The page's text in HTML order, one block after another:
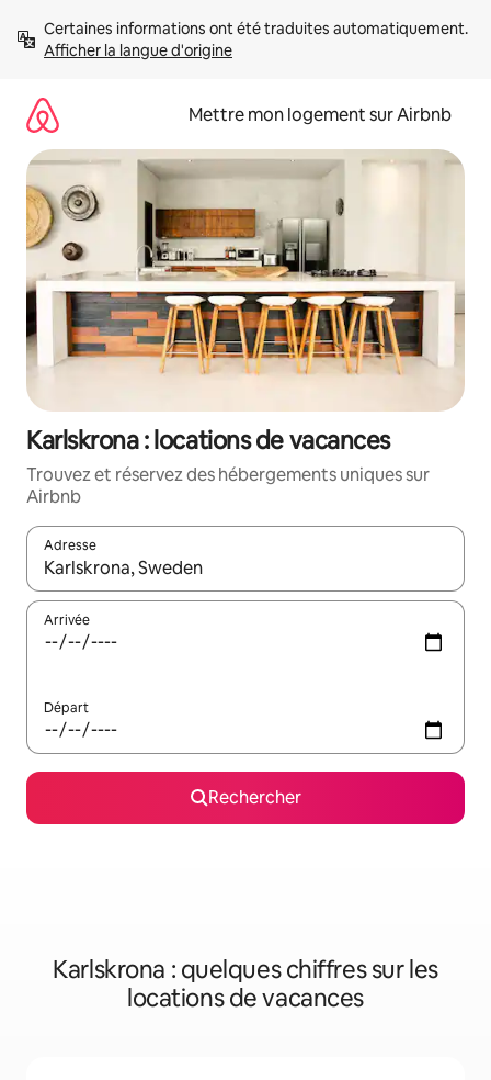
directement
Afficher la langue d'origine
Mettre mon logement sur Airbnb
Karlskrona : locations de vacances
Trouvez et réservez des hébergements uniques sur
Airbnb
Adresse
Lorsque les résultats s'affichent, utilisez les flèches vers le
Arrivée
Départ
Rechercher
Karlskrona : quelques chiffres sur les
locations de vacances